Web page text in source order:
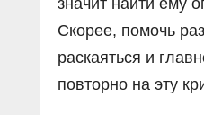
Скорее, помочь
раскаяться и
повторно на эту